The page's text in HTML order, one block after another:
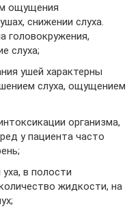
ощущения
снижении слуха.
головокружения,
слуха;
ушей характерны
слуха, ощущением
организма,
у пациента часто
в полости
жидкости, на